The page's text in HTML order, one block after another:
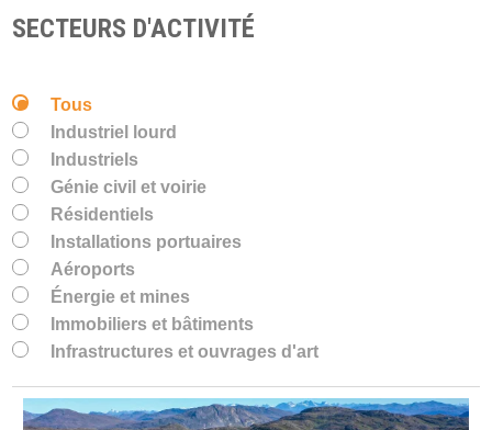
SECTEURS D'ACTIVITÉ
Tous
Industriel lourd
Industriels
Génie civil et voirie
Résidentiels
Installations portuaires
Aéroports
Énergie et mines
Immobiliers et bâtiments
Infrastructures et ouvrages d'art